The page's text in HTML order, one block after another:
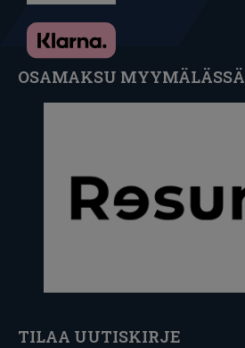
OSAMAKSU MYYMÄLÄSSÄ
TILAA UUTISKIRJE